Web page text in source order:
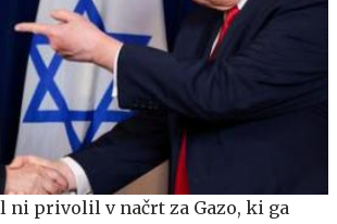
ni privolil v načrt za Gazo, ki ga